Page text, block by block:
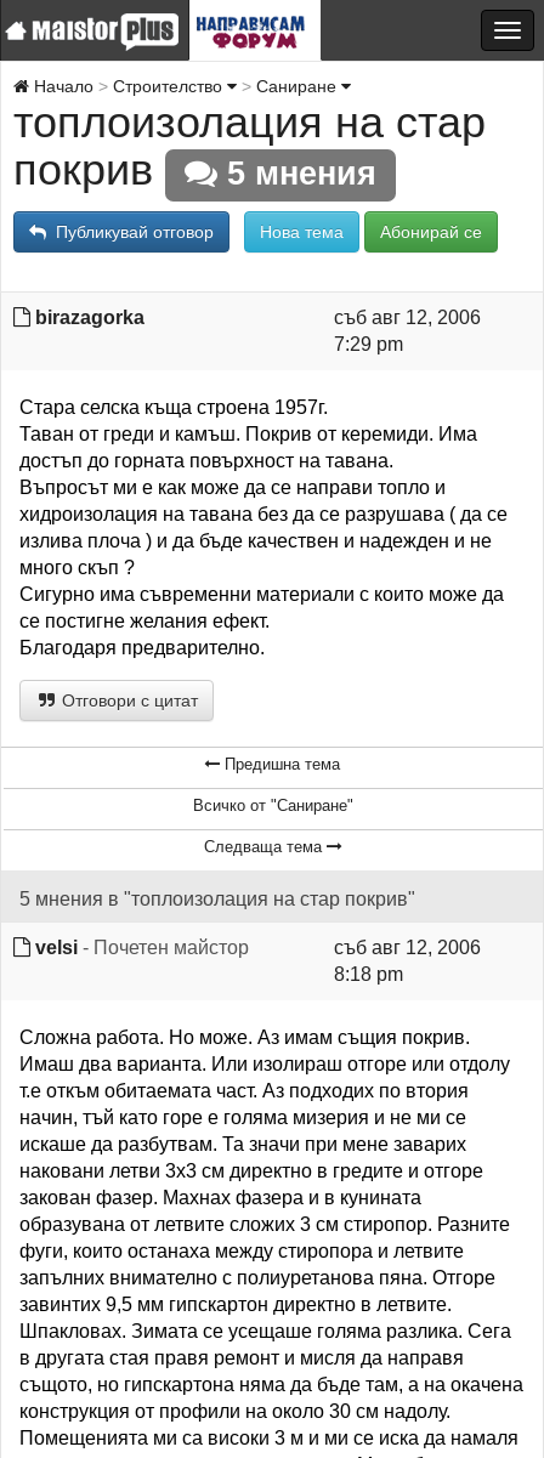
Начало Строителство Саниране
топлоизолация на стар
покрив
5 мнения
Публикувай отговор Нова тема Абонирай се
birazagorka
съб авг 12, 2006
7:29 pm
Стара селска къща строена 1957г.
Таван от греди и камъш. Покрив от керемиди. Има
достъп до горната повърхност на тавана.
Въпросът ми е как може да се направи топло и
хидроизолация на тавана без да се разрушава ( да се
излива плоча ) и да бъде качествен и надежден и не
много скъп ?
Сигурно има съвременни материали с които може да
се постигне желания ефект.
Благодаря предварително.
Отговори с цитат
Предишна тема
Всичко от "Саниране"
Следваща тема
5 мнения в "топлоизолация на стар покрив"
velsi - Почетен майстор
съб авг 12, 2006
8:18 pm
Сложна работа. Но може. Аз имам същия покрив.
Имаш два варианта. Или изолираш отгоре или отдолу
т.е откъм обитаемата част. Аз подходих по втория
начин, тъй като горе е голяма мизерия и не ми се
искаше да разбутвам. Та значи при мене заварих
наковани летви 3х3 см директно в гредите и отгоре
закован фазер. Махнах фазера и в кунината
образувана от летвите сложих 3 см стиропор. Разните
фуги, които останаха между стиропора и летвите
запълних внимателно с полиуретанова пяна. Отгоре
завинтих 9,5 мм гипскартон директно в летвите.
Шпакловах. Зимата се усещаше голяма разлика. Сега
в другата стая правя ремонт и мисля да направя
същото, но гипскартона няма да бъде там, а на окачена
конструкция от профили на около 30 см надолу.
Помещенията ми са високи 3 м и ми се иска да намаля